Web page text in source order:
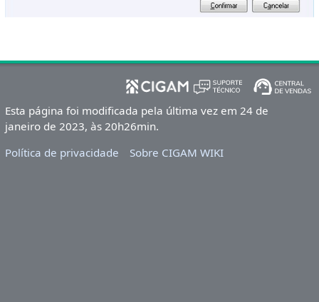
Esta página foi modificada pela última vez em 24 de
janeiro de 2023, às 20h26min.
Política de privacidade
Sobre CIGAM WIKI